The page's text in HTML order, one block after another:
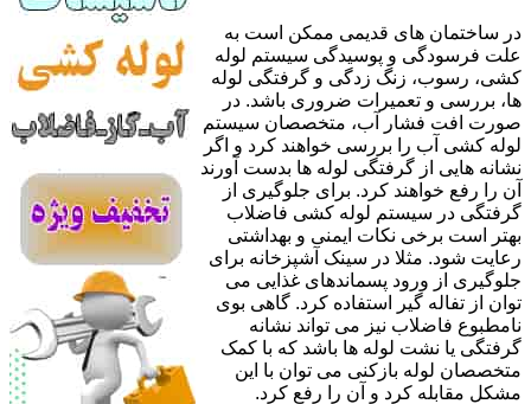
در ساختمان های قدیمی ممکن است به
علت فرسودگی و پوسیدگی سیستم لوله
کشی، رسوب، زنگ زدگی و گرفتگی لوله
ها، بررسی و تعمیرات ضروری باشد. در
صورت افت فشار آب، متخصصان سیستم
لوله کشی آب را بررسی خواهند کرد و اگر
نشانه هایی از گرفتگی لوله ها بدست آورند
آن را رفع خواهند کرد. برای جلوگیری از
گرفتگی در سیستم لوله کشی فاضلاب
بهتر است برخی نکات ایمنی و بهداشتی
رعایت شود. مثلا در سینک آشپزخانه برای
جلوگیری از ورود پسماندهای غذایی می
توان از تفاله گیر استفاده کرد. گاهی بوی
نامطبوع فاضلاب نیز می تواند نشانه
گرفتگی یا نشت لوله ها باشد که با کمک
متخصصان لوله بازکنی می توان با این
مشکل مقابله کرد و آن را رفع کرد.